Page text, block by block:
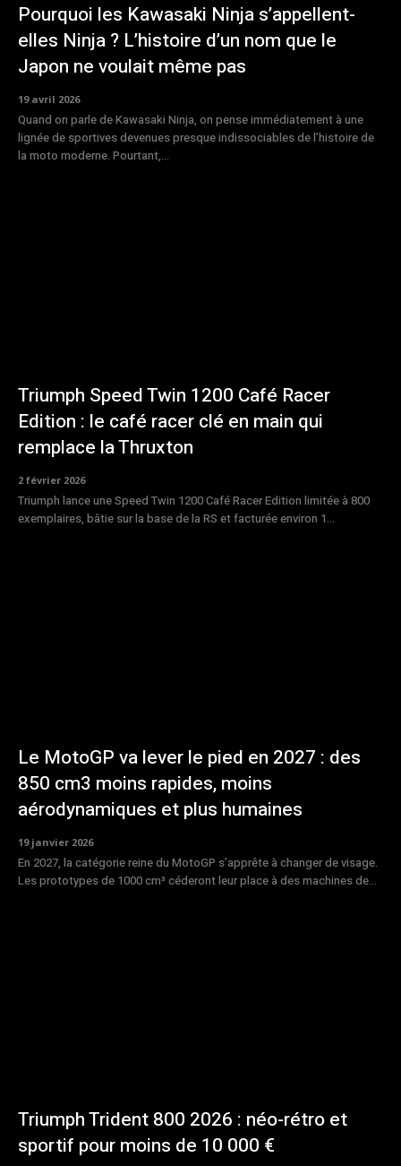
Pourquoi les Kawasaki Ninja s’appellent-
elles Ninja ? L’histoire d’un nom que le
Japon ne voulait même pas
19 avril 2026
Quand on parle de Kawasaki Ninja, on pense immédiatement à une
lignée de sportives devenues presque indissociables de l’histoire de
la moto moderne. Pourtant,...
Triumph Speed Twin 1200 Café Racer
Edition : le café racer clé en main qui
remplace la Thruxton
2 février 2026
Triumph lance une Speed Twin 1200 Café Racer Edition limitée à 800
exemplaires, bâtie sur la base de la RS et facturée environ 1...
Le MotoGP va lever le pied en 2027 : des
850 cm3 moins rapides, moins
aérodynamiques et plus humaines
19 janvier 2026
En 2027, la catégorie reine du MotoGP s’apprête à changer de visage.
Les prototypes de 1000 cm³ céderont leur place à des machines de...
Triumph Trident 800 2026 : néo-rétro et
sportif pour moins de 10 000 €